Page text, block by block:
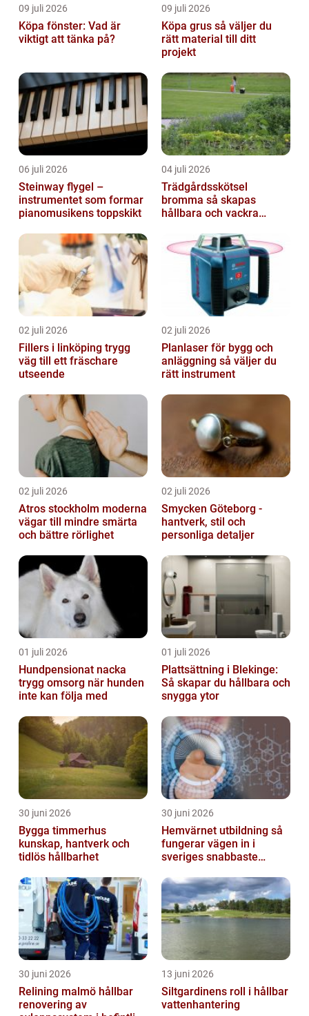
09 juli 2026
Köpa fönster: Vad är
viktigt att tänka på?
09 juli 2026
Köpa grus så väljer du
rätt material till ditt
projekt
06 juli 2026
Steinway flygel –
instrumentet som formar
pianomusikens toppskikt
04 juli 2026
Trädgårdsskötsel
bromma så skapas
hållbara och vackra
02 juli 2026
Fillers i linköping trygg
väg till ett fräschare
utseende
02 juli 2026
Planlaser för bygg och
anläggning så väljer du
rätt instrument
02 juli 2026
Atros stockholm moderna
vägar till mindre smärta
och bättre rörlighet
02 juli 2026
Smycken Göteborg -
hantverk, stil och
personliga detaljer
01 juli 2026
Hundpensionat nacka
trygg omsorg när hunden
inte kan följa med
01 juli 2026
Plattsättning i Blekinge:
Så skapar du hållbara och
snygga ytor
30 juni 2026
Bygga timmerhus
kunskap, hantverk och
tidlös hållbarhet
30 juni 2026
Hemvärnet utbildning så
fungerar vägen in i
sveriges snabbaste
30 juni 2026
Relining malmö hållbar
renovering av
13 juni 2026
Siltgardinens roll i hållbar
vattenhantering